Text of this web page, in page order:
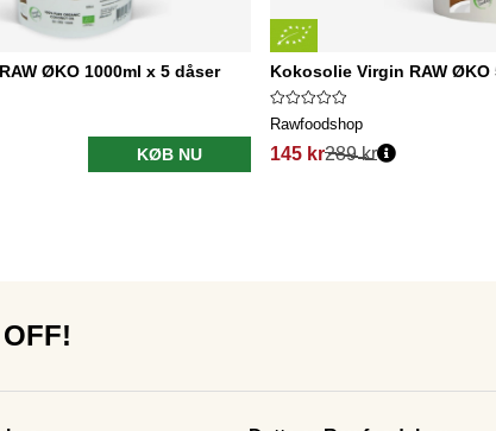
ØKO 1000ml x 5 dåser
KØB NU
Kokosolie Virgin RAW ØKO
Rawfoodshop
145 kr289 kr